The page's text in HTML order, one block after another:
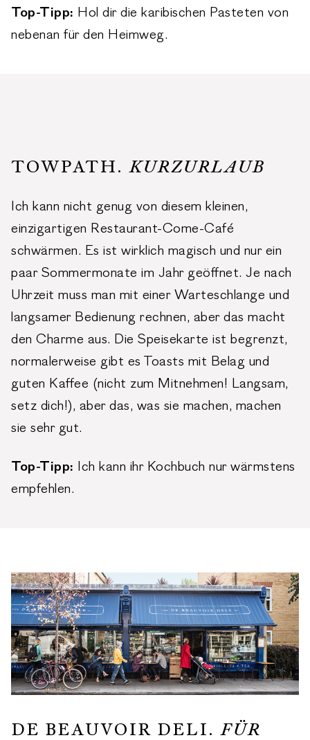
Top-Tipp: Hol dir die karibischen Pasteten von
nebenan für den Heimweg.
TOWPATH. KURZURLAUB
Ich kann nicht genug von diesem kleinen,
einzigartigen Restaurant-Come-Café
schwärmen. Es ist wirklich magisch und nur ein
paar Sommermonate im Jahr geöffnet. Je nach
Uhrzeit muss man mit einer Warteschlange und
langsamer Bedienung rechnen, aber das macht
den Charme aus. Die Speisekarte ist begrenzt,
normalerweise gibt es Toasts mit Belag und
guten Kaffee (nicht zum Mitnehmen! Langsam,
setz dich!), aber das, was sie machen, machen
sie sehr gut.
Top-Tipp: Ich kann ihr Kochbuch nur wärmstens
empfehlen.
DE BEAUVOIR DELI. FÜR